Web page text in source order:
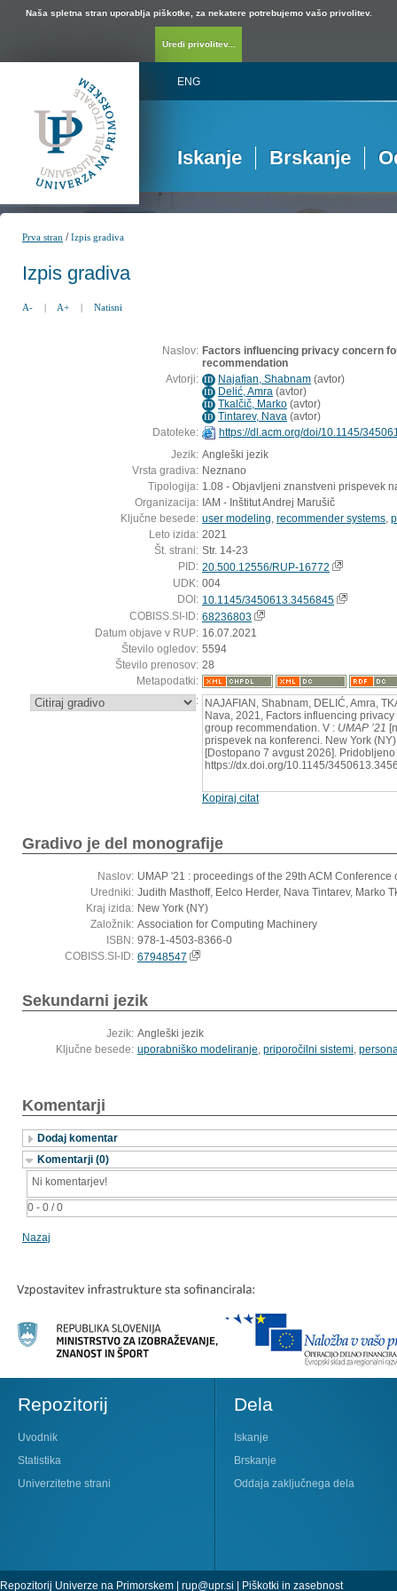
Naša spletna stran uporablja piškotke, za nekatere potrebujemo vašo privolitev.
Uredi privolitev...
ENG
Iskanje Brskanje
Prva stran /Izpis gradiva
Izpis gradiva
A- | A+ | Natisni
Naslov: Factors influencing privacy concern
recommendation
Avtorji: ID Najafian, Shabnam (avtor)
ID Delić, Amra (avtor)
ID Tkalčič, Marko (avtor)
ID Tintarev, Nava (avtor)
Datoteke:
https://dl.acm.org/doi/10.1145/
Jezik: Angleški jezik
Vrsta gradiva: Neznano
Tipologija: 1.08 - Objavljeni znanstveni prispevek
Organizacija: IAM - Inštitut Andrej Marušič
Ključne besede: user modeling recommender systems
Leto izida: 2021
Št. strani: Str. 14-23
PID: 20.500.12556/RUP-16772
UDK: 004
DOI: 10.1145/3450613.3456845
COBISS.SI-ID: 68236803
Datum objave v RUP: 16.07.2021
Število ogledov: 5594
Število prenosov: 28
Metapodatki:
: NAJAFIAN, Shabnam, DELIĆ, Amra,
Nava, 2021, Factors influencing
group recommendation. V : UMAP ’21
prispevek na konferenci. New York
[Dostopano 7 avgust 2026]. Pridobljeno
https://dx.doi.org/10.1145/
Kopiraj citat
Gradivo je del monografije
Naslov: UMAP '21 : proceedings of the 29th ACM
Uredniki: Judith Masthoff, Eelco Herder, Nava Tintarev, Marko
Kraj izida: New York (NY)
Založnik: Association for Computing Machinery
ISBN: 978-1-4503-8366-0
COBISS.SI-ID: 67948547
Sekundarni jezik
Jezik: Angleški jezik
Ključne besede: uporabniško modeliranje, priporočilni sistemi,
Komentarji
Dodaj komentar
Komentarji (0)
0 - 0 / 0
Ni komentarjev!
Nazaj
Repozitorij
Uvodnik
Statistika
Univerzitetne strani
Dela
Iskanje
Brskanje
Oddaja zaključnega dela
Repozitorij Univerze na Primorskem | rup@upr.si Piškotki in zasebnost